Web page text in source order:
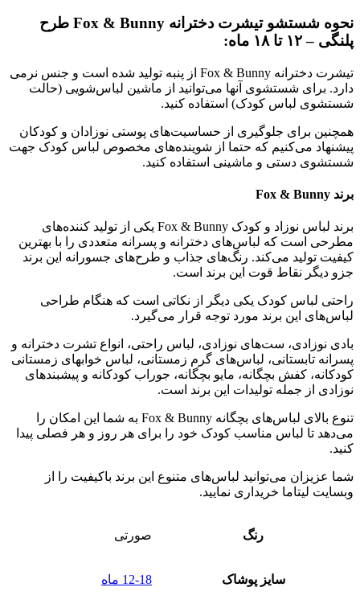
نحوه شستشوتیشرت دخترانه Fox & Bunny طرح
پلنگی – ۱۲ تا ۱۸ ماه:
تیشرت دخترانه Fox & Bunny از پنبه تولید شده است و جنس نرمی
دارد. برای شستشوی آنها می‌توانید از ماشین لباس‌شویی (حالت
شستشوی لباس کودک) استفاده کنید.
همچنین برای جلوگیری از حساسیت‌های پوستی نوزادان و کودکان
پیشنهاد می‌کنیم که حتما از شوینده‌های مخصوص لباس کودک جهت
شستشوی دستی و ماشینی استفاده کنید.
برند Fox & Bunny
برند لباس نوزاد و کودک Fox & Bunny یکی از تولید کننده‌های
مطرحی است که لباس‌های دخترانه و پسرانه متعددی را با بهترین
کیفیت تولید می‌کند. رنگ‌های جذاب و طرح‌های جسورانه این برند
جزو دیگر نقاط قوت این برند است.
راحتی لباس کودک یکی دیگر از نکاتی است که هنگام طراحی
لباس‌های این برند مورد توجه قرار می‌گیرد.
بادی نوزادی، ست‌های نوزادی، لباس راحتی، انواع تشرت دخترانه و
پسرانه تابستانی، لباس‌های گرم زمستانی، لباس‌ خوابهای زمستانی
کودکانه، کفش بچگانه، مایو بچگانه، جوراب کودکانه و پیشبندهای
نوزادی از جمله تولیدات این برند است.
تنوع بالای لباس‌های بچگانه Fox & Bunny به شما این امکان را
می‌دهد تا لباس مناسب کودک خود را برای هر روز و هر فصلی پیدا
کنید.
شما عزیزان می‌توانید لباس‌های متنوع این برند باکیفیت را از
وبسایت لیتاما خریداری نمایید.
رنگ صورتی
سایز پوشاک 12-18 ماه